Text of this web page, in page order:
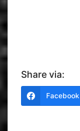
Share via:
Facebook